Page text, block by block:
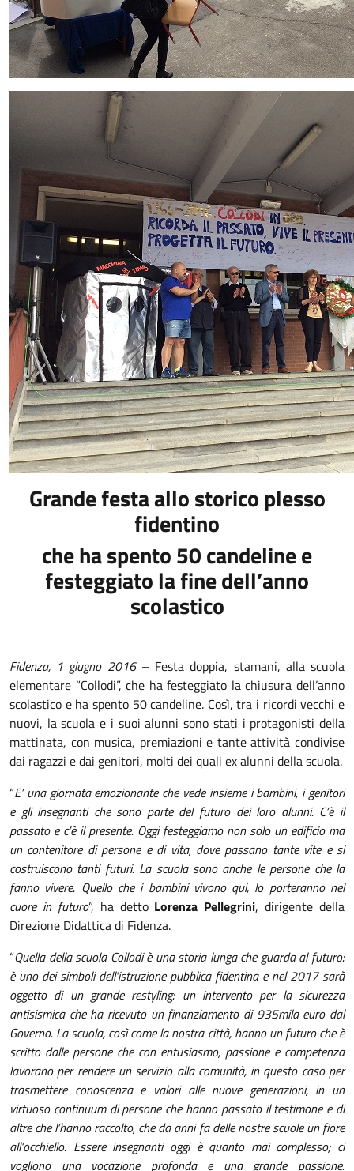
Grande festa allo storico plesso
fidentino
che ha spento 50 candeline e
festeggiato la fine dell’anno
scolastico
Fidenza, 1 giugno 2016– Festa doppia, stamani, alla scuola
elementare “Collodi”, che ha festeggiato la chiusura dell’anno
scolastico e ha spento 50 candeline. Così, tra i ricordi vecchi e
nuovi, la scuola e i suoi alunni sono stati i protagonisti della
mattinata, con musica, premiazioni e tante attività condivise
dai ragazzi e dai genitori, molti dei quali ex alunni della scuola.
“E’ una giornata emozionante che vede insieme i bambini, i genitori
e gli insegnanti che sono parte del futuro dei loro alunni. C’è il
passato e c’è il presente. Oggi festeggiamo non solo un edificio ma
un contenitore di persone e di vita, dove passano tante vite e si
costruiscono tanti futuri. La scuola sono anche le persone che la
fanno vivere. Quello che i bambini vivono qui, lo porteranno nel
cuore in futuro”, ha detto Lorenza Pellegrini, dirigente della
Direzione Didattica di Fidenza.
“Quella della scuola Collodi è una storia lunga che guarda al futuro:
è uno dei simboli dell’istruzione pubblica fidentina e nel 2017 sarà
oggetto di un grande restyling: un intervento per la sicurezza
antisismica che ha ricevuto un finanziamento di 935mila euro dal
Governo. La scuola, così come la nostra città, hanno un futuro che è
scritto dalle persone che con entusiasmo, passione e competenza
lavorano per rendere un servizio alla comunità, in questo caso per
trasmettere conoscenza e valori alle nuove generazioni, in un
virtuoso continuum di persone che hanno passato il testimone e di
altre che l’hanno raccolto, che da anni fa delle nostre scuole un fiore
all’occhiello. Essere insegnanti oggi è quanto mai complesso; ci
vogliono una vocazione profonda e una grande passione.